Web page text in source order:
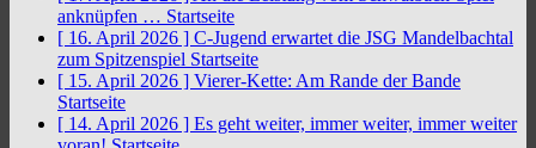
anknüpfen … Startseite
[ 16. April 2026 ] C-Jugend erwartet die JSG Mandelbachtal
zum Spitzenspiel Startseite
[ 15. April 2026 ] Vierer-Kette: Am Rande der Bande
Startseite
[ 14. April 2026 ] Es geht weiter, immer weiter, immer weiter